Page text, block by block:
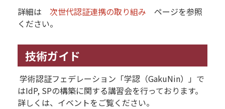
詳細は 次世代認証連携の取り組み ページを参照
ください。
技術ガイド
学術認証フェデレーション「学認（GakuNin）」で
はIdP, SPの構築に関する講習会を行っております。
詳しくは、イベントをご覧ください。